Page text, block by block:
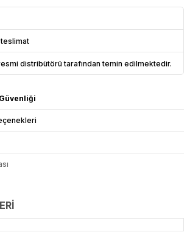
teslimat
distribütörü tarafından temin edilmektedir.